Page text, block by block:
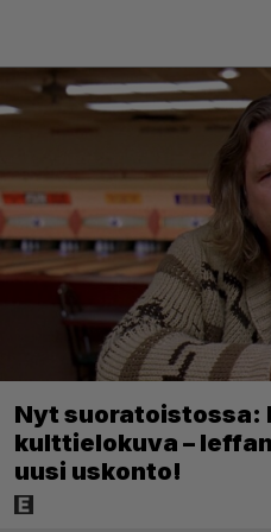
Nyt suoratoistossa:
kulttielokuva –
uusi uskonto!